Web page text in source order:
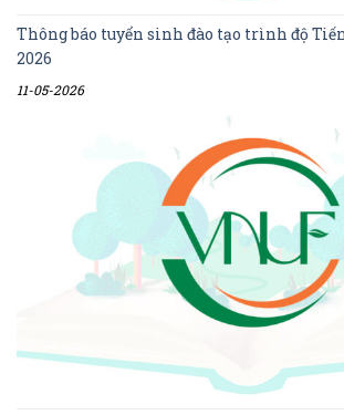
Thông báo tuyển sinh đào tạo trình độ
2026
11-05-2026